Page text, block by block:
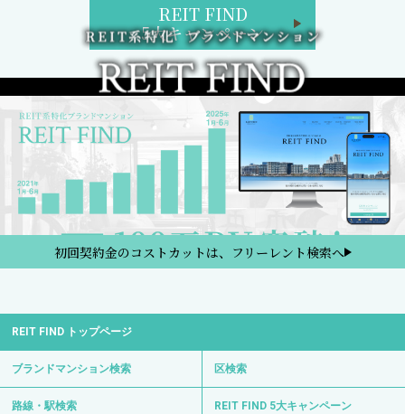
REIT FIND
5大キャンペーン
初回契約金のコストカットは、フリーレント検索へ
REIT FIND トップページ
ブランドマンション検索 区検索
路線・駅検索 REIT FIND 5大キャンペーン